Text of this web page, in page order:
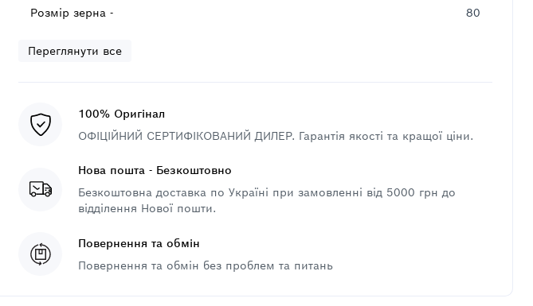
Розмір зерна -
80
Переглянути все
100% Оригінал
ОФІЦІЙНИЙ СЕРТИФІКОВАНИЙ ДИЛЕР. Гарантія якості та кращої ціни.
Нова пошта - Безкоштовно
Безкоштовна доставка по Україні при замовленні від 5000 грн до
відділення Нової пошти.
Повернення та обмін
Повернення та обмін без проблем та питань